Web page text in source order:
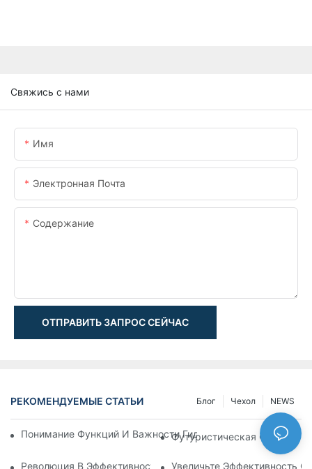
Свяжись с нами
Имя
Электронная Почта
Содержание
ОТПРАВИТЬ ЗАПРОС СЕЙЧАС
РЕКОМЕНДУЕМЫЕ СТАТЬИ NEWS
Чехол
Блог
Понимание Функций И Важности Гидравлических
Футуристическая
Революция В Эффективности: Электрический
Увеличьте Эффективность